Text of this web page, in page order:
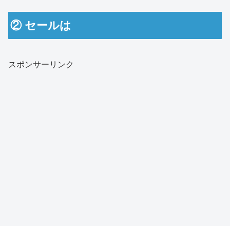
② セールは
スポンサーリンク